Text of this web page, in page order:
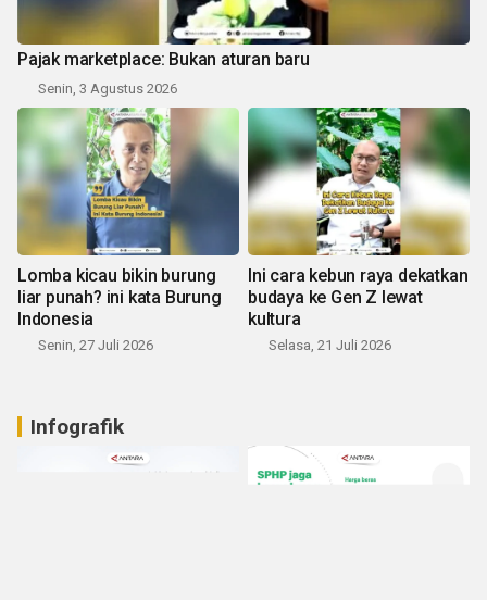
Pajak marketplace: Bukan aturan baru
Senin, 3 Agustus 2026
Lomba kicau bikin burung
liar punah? ini kata Burung
Indonesia
Senin, 27 Juli 2026
Ini cara kebun raya dekatkan
budaya ke Gen Z lewat
kultura
Selasa, 21 Juli 2026
Infografik